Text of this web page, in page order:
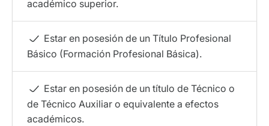
académico superior.
Estar en posesión de un Título Profesional
Básico (Formación Profesional Básica).
Estar en posesión de un título de Técnico o
de Técnico Auxiliar o equivalente a efectos
académicos.